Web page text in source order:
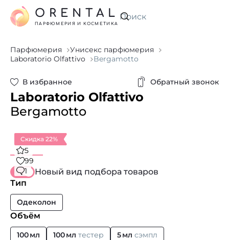
Искать
ORENTAL
ПАРФЮМЕРИЯ И КОСМЕТИКА
Парфюмерия
Унисекс парфюмерия
Laboratorio Olfattivo
Bergamotto
В избранное Обратный звонок
Laboratorio Olfattivo
Bergamotto
Скидка 22%
5
99
1
Новый вид подбора товаров
Тип
Одеколон
Объём
100 мл 100 мл тестер 5 мл сэмпл